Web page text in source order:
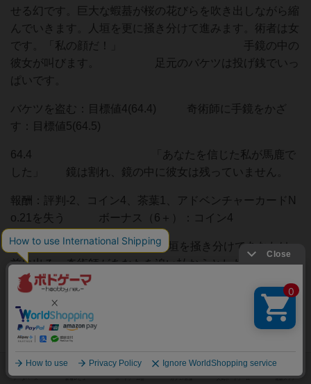
せる幻です。巨大な蝦蟇が桜の花びらを吹き出しながら縮
んでいきます。人垣を更に掻き分けて進みます。術者は女
です。「私の顔だ！」 手鏡の中の
彼女が叫びます。 足元のバケツは投げ銭でいっ
ぱいです。
バケツを盗む：目標値4(64.4) 奇術師に手鏡をかざ
す：目標値5(64.5)
64.4 「あなたを信じた私が馬鹿で
した」 鏡は割れ、鏡の中に彼女は残っていません。
報酬：評判-2、コイン4、茶葉1、アドベンチャーカードN
o.21を失う ボーナス（6＋）：コイン4
64.5 人垣を掻き分けてあなたは
前に出る。奇術師があなたを追い払おうとした所に手鏡を
突き出す。奇術師は大口を開けて驚き、自分の両眼を覆っ
たが、もう遅い。奇術師にガラスの様なヒビが入り、手鏡
諸共バラバラ砕け散った。 顔の無い女が、よ
うやく狐の面を外す。
報酬：評判+3、棘の実1、アドベンチャーカードNo.21を
失う ボーナス（7＋）：コイン4